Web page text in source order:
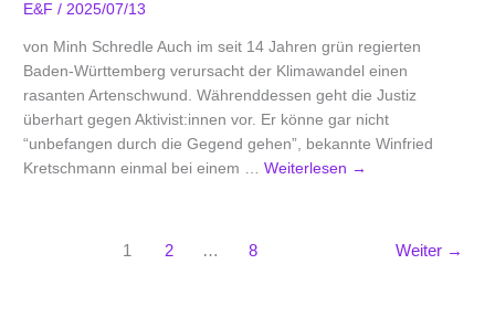
E&F/2025/07/13
von Minh Schredle Auch im seit 14 Jahren grün regierten
Baden-Württemberg verursacht der Klimawandel einen
rasanten Artenschwund. Währenddessen geht die Justiz
überhart gegen Aktivist:innen vor. Er könne gar nicht
“unbefangen durch die Gegend gehen”, bekannte Winfried
Kretschmann einmal bei einem …Weiterlesen →
1 2 … 8 Weiter →